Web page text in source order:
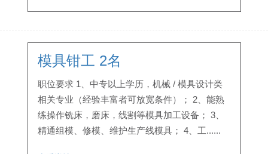
模具钳工 2名
职位要求 1、中专以上学历，机械 / 模具设计类
相关专业（经验丰富者可放宽条件）； 2、能熟
练操作铣床，磨床，线割等模具加工设备； 3、
精通组模、修模、维护生产线模具； 4、工......